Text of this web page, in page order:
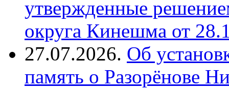
утвержденные
округа Кинешма от
27.07.2026. Об
память о Разорёнове